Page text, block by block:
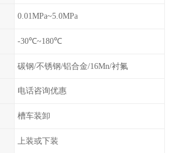
0.01MPa~5.0MPa
-30℃~180℃
碳钢/不锈钢/铝合金/16Mn/衬氟
电话咨询优惠
槽车装卸
上装或下装